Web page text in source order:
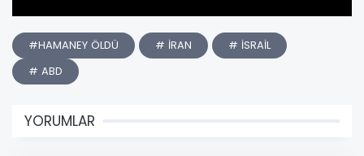
#HAMANEY ÖLDÜ # İRAN
# İSRAİL
# ABD
YORUMLAR